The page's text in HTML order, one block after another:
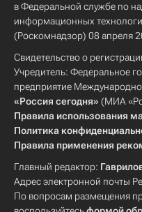
в Федеральной службе по
информационных
(Роскомнадзор) 08 апреля
Свидетельство о
Учредитель: Федеральное
предприятие
«Россия сегодня» (МИА
Правила использования
Политика
Правила применения
Главный редактор:
Адрес электронной почты
По вопросам размещения